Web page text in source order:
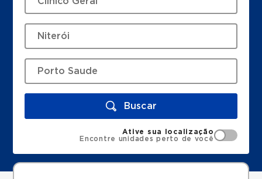
Buscar
Ative sua localização
Encontre unidades perto de você